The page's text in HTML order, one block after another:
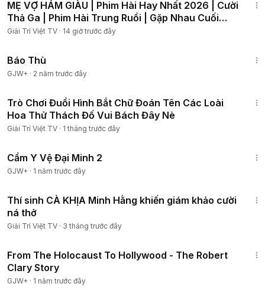
MẸ VỢ HÁM GIÀU | Phim Hài Hay Nhất 2026 | Cười
Thả Ga | Phim Hài Trung Ruồi | Gặp Nhau Cuối
Tuần
Giải Trí Việt TV · 14 giờ trước đây
Báo Thù
GJW+ · 2 năm trước đây
Trò Chơi Đuổi Hình Bắt Chữ Đoán Tên Các Loài
Hoa Thử Thách Đố Vui Bách Đây Nè
Giải Trí Việt TV · 1 tháng trước đây
Cẩm Y Vệ Đại Minh 2
GJW+ · 1 năm trước đây
Thí sinh CÀ KHỊA Minh Hằng khiến giám khảo cười
ná thở
Giải Trí Việt TV · 3 tháng trước đây
From The Holocaust To Hollywood - The Robert
Clary Story
GJW+ · 1 năm trước đây